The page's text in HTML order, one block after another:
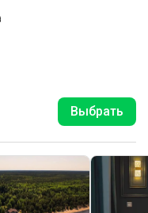
Выбрать